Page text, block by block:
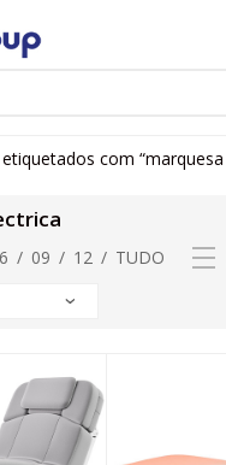
com “marquesa
/ 09 / 12 / TUDO